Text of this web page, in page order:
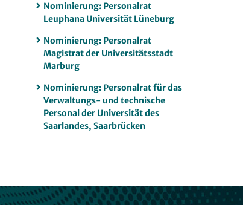
Nominierung: Personalrat
Leuphana Universität Lüneburg
Nominierung: Personalrat
Magistrat der Universitätsstadt
Marburg
Nominierung: Personalrat für das
Verwaltungs- und technische
Personal der Universität des
Saarlandes, Saarbrücken